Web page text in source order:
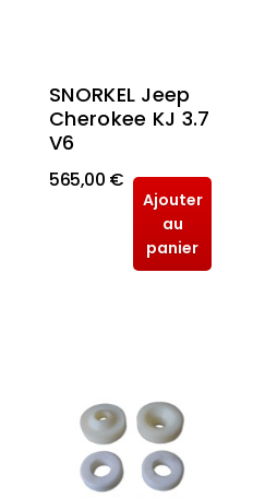
SNORKEL Jeep
Cherokee KJ 3.7
V6
565,00 €
Ajouter
au
panier